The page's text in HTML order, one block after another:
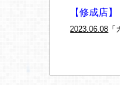
【修成店】
2023.06.08